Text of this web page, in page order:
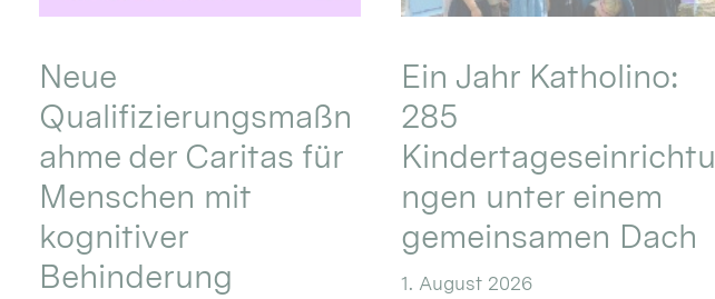
Neue
Qualifizierungsmaßn
ahme der Caritas für
Menschen mit
kognitiver
Behinderung
Ein Jahr Katholino:
285
Kindertageseinrichtu
ngen unter einem
gemeinsamen Dach
1. August 2026